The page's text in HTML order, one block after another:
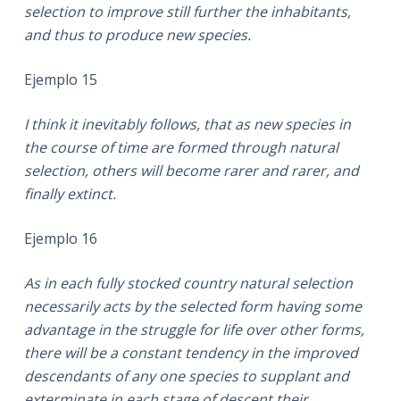
selection to improve still further the inhabitants,
and thus to produce new species.
Ejemplo 15
I think it inevitably follows, that as new species in
the course of time are formed through natural
selection, others will become rarer and rarer, and
finally extinct.
Ejemplo 16
As in each fully stocked country natural selection
necessarily acts by the selected form having some
advantage in the struggle for life over other forms,
there will be a constant tendency in the improved
descendants of any one species to supplant and